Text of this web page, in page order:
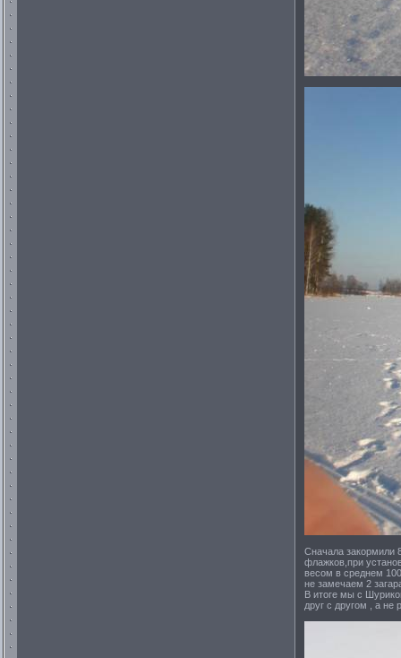
Сначала закормили
флажков,при
весом в среднем
не замечаем 2
В итоге мы с
друг с другом , а не